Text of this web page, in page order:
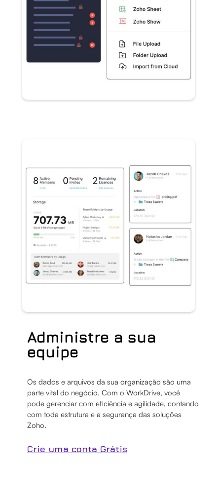
Administre a sua
equipe
Os dados e arquivos da sua organização são uma
parte vital do negócio. Com o WorkDrive, você
pode gerenciar com eficiência e agilidade, contando
com toda estrutura e a segurança das soluções
Zoho.
Crie uma conta Grátis